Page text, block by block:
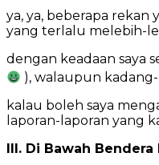
ya, ya, beberapa rekan
yang terlalu melebih-
dengan keadaan saya
), walaupun
kalau boleh saya
laporan-laporan yang
III. Di Bawah